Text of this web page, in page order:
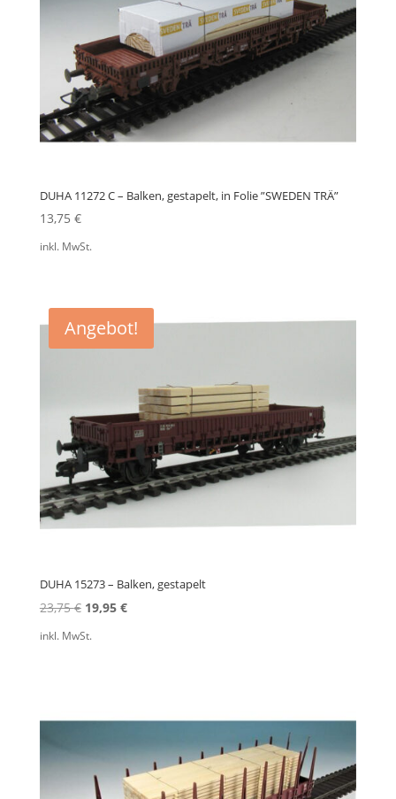
DUHA 11272 C – Balken, gestapelt, in Folie ”SWEDEN TRÄ”
13,75 €
inkl. MwSt.
Angebot!
DUHA 15273 – Balken, gestapelt
23,75€ Ursprünglicher
19,95 €Aktueller
inkl. MwSt.